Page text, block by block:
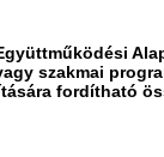
szakmai
fordítható